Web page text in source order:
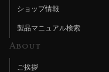
ショップ情報
製品マニュアル検索
About
ご挨拶